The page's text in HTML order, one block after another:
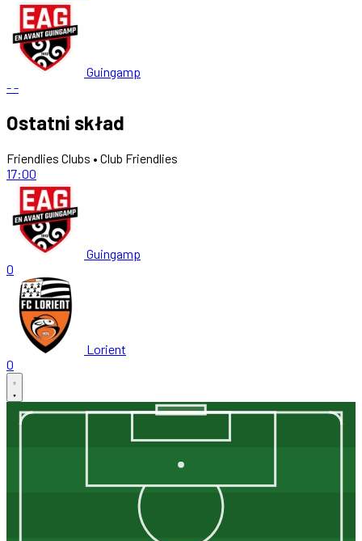
Guingamp
--
Ostatni skład
Friendlies Clubs • Club Friendlies
17:00
Guingamp
0
Lorient
0